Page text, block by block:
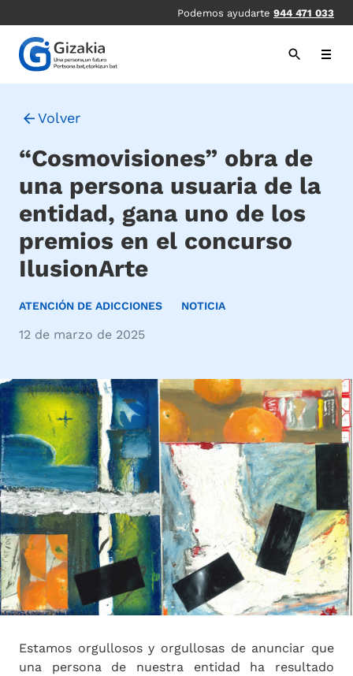
al
contenido
principal
Podemos ayudarte 944 471 033
Volver
“Cosmovisiones” obra de
una persona usuaria de la
entidad, gana uno de los
premios en el concurso
IlusionArte
ATENCIÓN DE ADICCIONES NOTICIA
12 de marzo de 2025
Estamos orgullosos y orgullosas de anunciar que
una persona de nuestra entidad ha resultado